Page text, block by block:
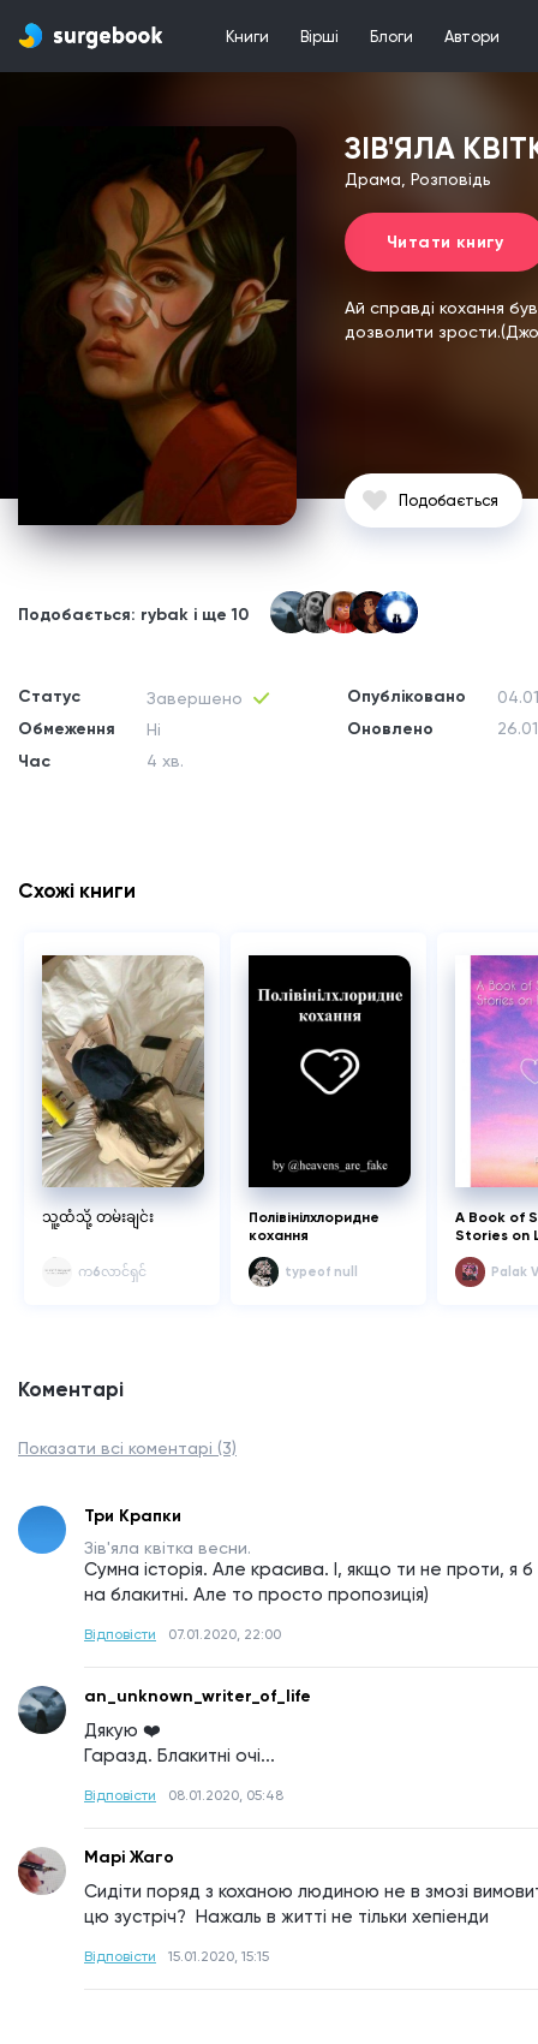
Книги Вірші Блоги Автори
ЗІВ'ЯЛА
Драма, Розповідь
Читати книгу
Ай справді кохання
дозволити
Подобається
Подобається: rybak і ще 10
Статус
Обмеження
Час
Завершено
Ні
4 хв.
Опубліковано
Оновлено
Схожі книги
သူ့ထံသို့ တမ်းချင်း
က6လာင်ရှင်
Полівінілхлоридне
кохання
typeof null
A Book of
Stories on
Palak
Коментарі
Показати всі коментарі (3)
Три Крапки
Зів'яла квітка весни.
Сумна історія. Але красива. І, якщо ти не проти, я б
на блакитні. Але то просто пропозиція)
Відповісти 07.01.2020, 22:00
an_unknown_writer_of_life
Дякую ❤️
Гаразд. Блакитні очі...
Відповісти 08.01.2020, 05:48
Марі Жаго
Сидіти поряд з коханою людиною не в змозі
цю зустріч?  Нажаль в житті не тільки хепіенди
Відповісти 15.01.2020, 15:15